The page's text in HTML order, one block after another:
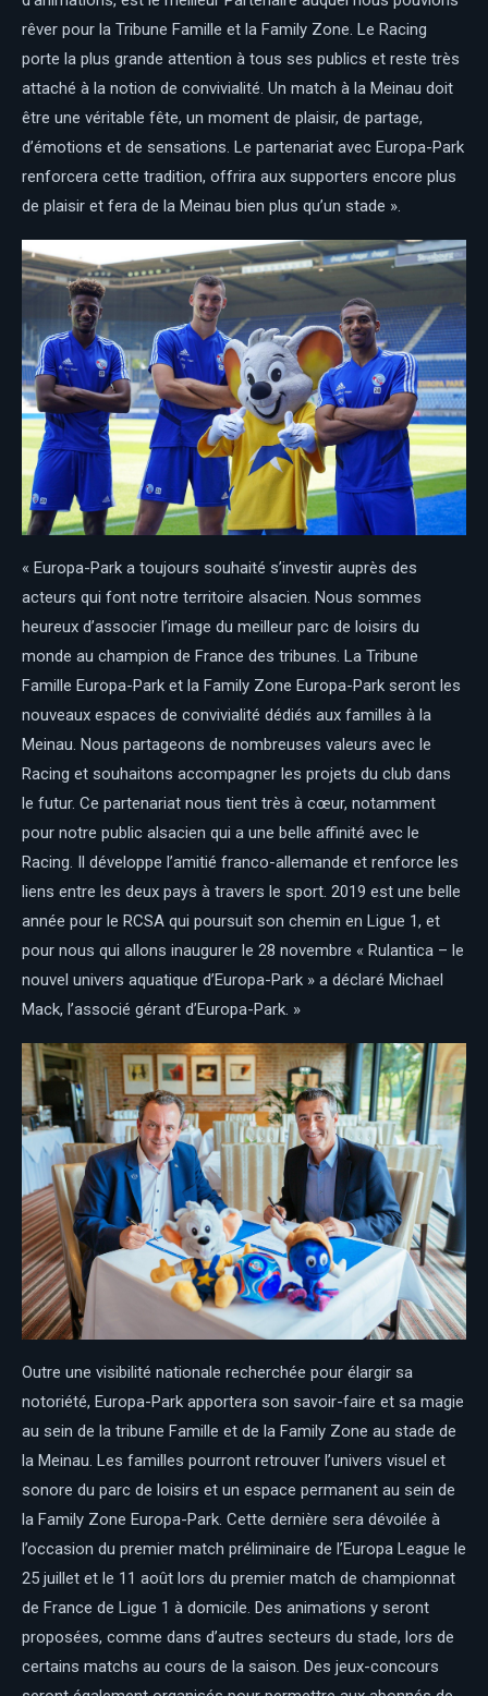
rêver pour la Tribune Famille et la Family Zone. Le Racing
porte la plus grande attention à tous ses publics et reste très
attaché à la notion de convivialité. Un match à la Meinau doit
être une véritable fête, un moment de plaisir, de partage,
d’émotions et de sensations. Le partenariat avec Europa-Park
renforcera cette tradition, offrira aux supporters encore plus
de plaisir et fera de la Meinau bien plus qu’un stade ».
« Europa-Park a toujours souhaité s’investir auprès des
acteurs qui font notre territoire alsacien. Nous sommes
heureux d’associer l’image du meilleur parc de loisirs du
monde au champion de France des tribunes. La Tribune
Famille Europa-Park et la Family Zone Europa-Park seront les
nouveaux espaces de convivialité dédiés aux familles à la
Meinau. Nous partageons de nombreuses valeurs avec le
Racing et souhaitons accompagner les projets du club dans
le futur. Ce partenariat nous tient très à cœur, notamment
pour notre public alsacien qui a une belle affinité avec le
Racing. Il développe l’amitié franco-allemande et renforce les
liens entre les deux pays à travers le sport. 2019 est une belle
année pour le RCSA qui poursuit son chemin en Ligue 1, et
pour nous qui allons inaugurer le 28 novembre « Rulantica – le
nouvel univers aquatique d’Europa-Park » a déclaré Michael
Mack, l’associé gérant d’Europa-Park. »
Outre une visibilité nationale recherchée pour élargir sa
notoriété, Europa-Park apportera son savoir-faire et sa magie
au sein de la tribune Famille et de la Family Zone au stade de
la Meinau. Les familles pourront retrouver l’univers visuel et
sonore du parc de loisirs et un espace permanent au sein de
la Family Zone Europa-Park. Cette dernière sera dévoilée à
l’occasion du premier match préliminaire de l’Europa League le
25 juillet et le 11 août lors du premier match de championnat
de France de Ligue 1 à domicile. Des animations y seront
proposées, comme dans d’autres secteurs du stade, lors de
certains matchs au cours de la saison. Des jeux-concours